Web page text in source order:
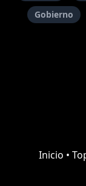
Gobierno
Inicio •